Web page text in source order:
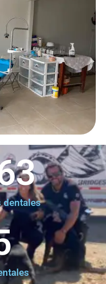
dentales